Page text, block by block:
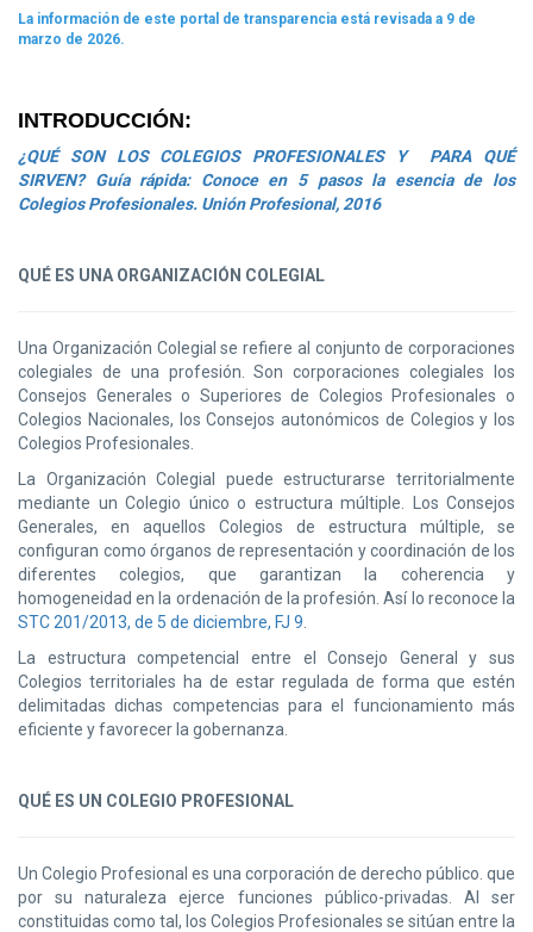
La información de este portal de transparencia está revisada a 9 de
marzo de 2026.
INTRODUCCIÓN:
¿QUÉ SON LOS COLEGIOS PROFESIONALES Y PARA QUÉ
SIRVEN? Guía rápida: Conoce en 5 pasos la esencia de los
Colegios Profesionales. Unión Profesional, 2016
QUÉ ES UNA ORGANIZACIÓN COLEGIAL
Una Organización Colegial se refiere al conjunto de corporaciones
colegiales de una profesión. Son corporaciones colegiales los
Consejos Generales o Superiores de Colegios Profesionales o
Colegios Nacionales, los Consejos autonómicos de Colegios y los
Colegios Profesionales.
La Organización Colegial puede estructurarse territorialmente
mediante un Colegio único o estructura múltiple. Los Consejos
Generales, en aquellos Colegios de estructura múltiple, se
configuran como órganos de representación y coordinación de los
diferentes colegios, que garantizan la coherencia y
homogeneidad en la ordenación de la profesión. Así lo reconoce la
STC 201/2013, de 5 de diciembre, FJ 9
La estructura competencial entre el Consejo General y sus
Colegios territoriales ha de estar regulada de forma que estén
delimitadas dichas competencias para el funcionamiento más
eficiente y favorecer la gobernanza.
QUÉ ES UN COLEGIO PROFESIONAL
Un Colegio Profesional es una corporación de derecho público. que
por su naturaleza ejerce funciones público-privadas. Al ser
constituidas como tal, los Colegios Profesionales se sitúan entre la